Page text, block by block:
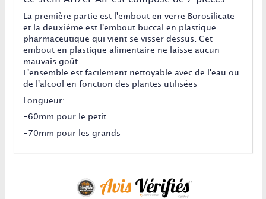
La première partie est l'embout en verre Borosilicate
et la deuxième est l'embout buccal en plastique
pharmaceutique qui vient se visser dessus. Cet
embout en plastique alimentaire ne laisse aucun
mauvais goût.
L'ensemble est facilement nettoyable avec de l'eau ou
de l'alcool en fonction des plantes utilisées
Longueur:
-60mm pour le petit
-70mm pour les grands